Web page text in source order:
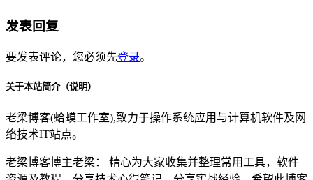
发表回复
要发表评论，您必须先登录。
关于本站简介（说明）
老梁博客(蛤蟆工作室),致力于操作系统应用与计算机软件及网
络技术IT站点。
老梁博客博主老梁： 精心为大家收集并整理常用工具，软件